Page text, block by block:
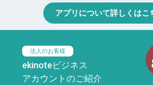
アプリについて詳しくはこ
法人のお客様
ekinoteビジネス
アカウントのご紹介